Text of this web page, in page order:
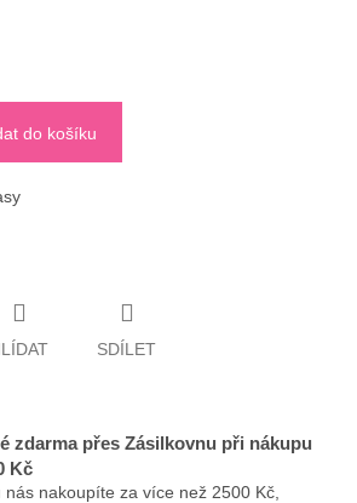
do košíku
SDÍLET
zdarma přes Zásilkovnu při nákupu
Kč
nás nakoupíte za více než 2500 Kč,